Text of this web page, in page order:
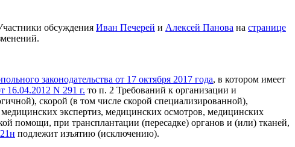
обсуждения Иван Печерей и Алексей Панова на странице
законодательства от 17 октября 2017 года, в котором имеет
16.04.2012 N 291 г. то п. 2 Требований к организации и
скорой (в том числе скорой специализированной),
экспертиз, медицинских осмотров, медицинских
помощи, при трансплантации (пересадке) органов и (или) тканей,
подлежит изъятию (исключению).